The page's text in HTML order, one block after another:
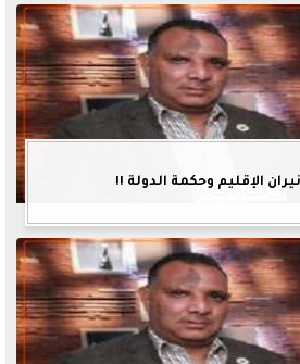
الإقليم وحكمة الدولة !!